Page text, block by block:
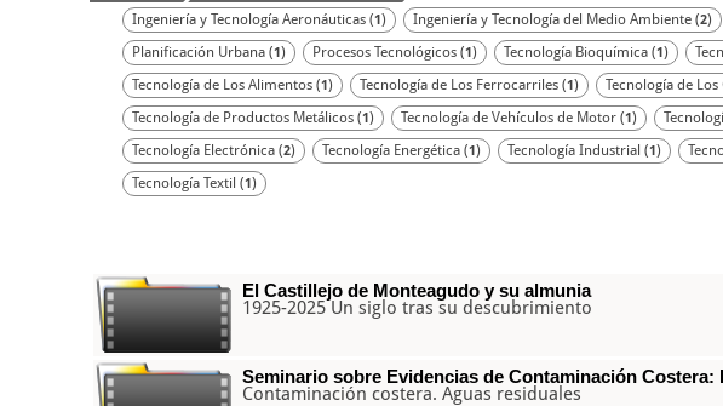
Ingeniería y Tecnología Aeronáuticas (1) Ingeniería y Tecnología del Medio Ambiente (2)
Planificación Urbana (1) Procesos Tecnológicos (1) Tecnología Bioquímica (1)
Tecnología de Los Alimentos (1) Tecnología de Los Ferrocarriles (1) Tecnología de
Tecnología de Productos Metálicos (1) Tecnología de Vehículos de Motor (1)
Tecnología Electrónica (2) Tecnología Energética (1) Tecnología Industrial (1)
Tecnología Textil (1)
El Castillejo de Monteagudo y su almunia
1925-2025 Un siglo tras su descubrimiento
Seminario sobre Evidencias de Contaminación Costera:
Contaminación costera. Aguas residuales